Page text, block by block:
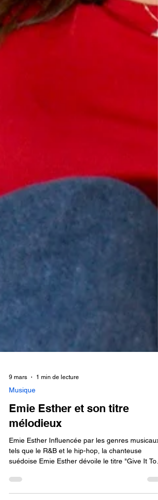
Musique
Emie Esther et son titre
mélodieux
Emie Esther Influencée par les genres musicaux